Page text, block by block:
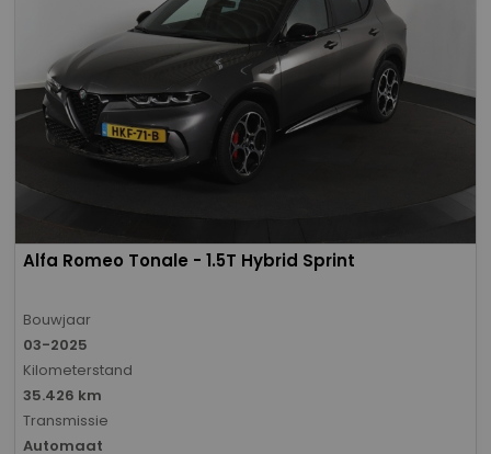
Alfa Romeo Tonale - 1.5T Hybrid Sprint
Bouwjaar
03-2025
Kilometerstand
35.426 km
Transmissie
Automaat